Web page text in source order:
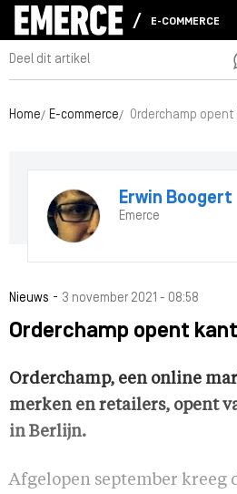
E-COMMERCE
Deel dit artikel
Home E-commerce Orderchamp
Erwin Boogert
Emerce
Nieuws - 3 november 2021 - 08:58
Orderchamp opent
Orderchamp, een online
merken en retailers, opent
in Berlijn.
Afgelopen september kreeg